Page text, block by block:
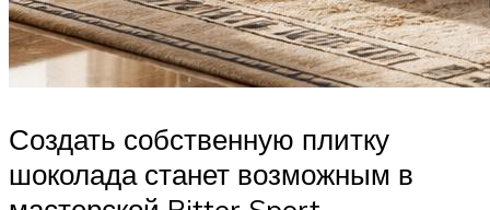
Создать собственную плитку
шоколада станет возможным в